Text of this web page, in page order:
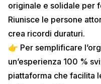
originale e solidale per
Riunisce le persone
crea ricordi duraturi.
👉 Per semplificare
un’esperienza 100 %
piattaforma che facilita